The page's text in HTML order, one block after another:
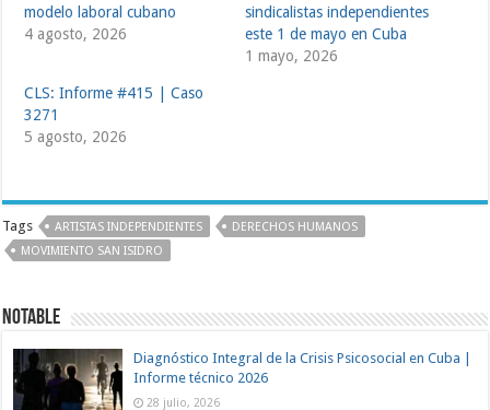
modelo laboral cubano
4 agosto, 2026
sindicalistas independientes
este 1 de mayo en Cuba
1 mayo, 2026
CLS: Informe #415 | Caso
3271
5 agosto, 2026
Tags ARTISTAS INDEPENDIENTES
DERECHOS HUMANOS
MOVIMIENTO SAN ISIDRO
Notable
Diagnóstico Integral de la Crisis Psicosocial en Cuba |
Informe técnico 2026
28 julio, 2026